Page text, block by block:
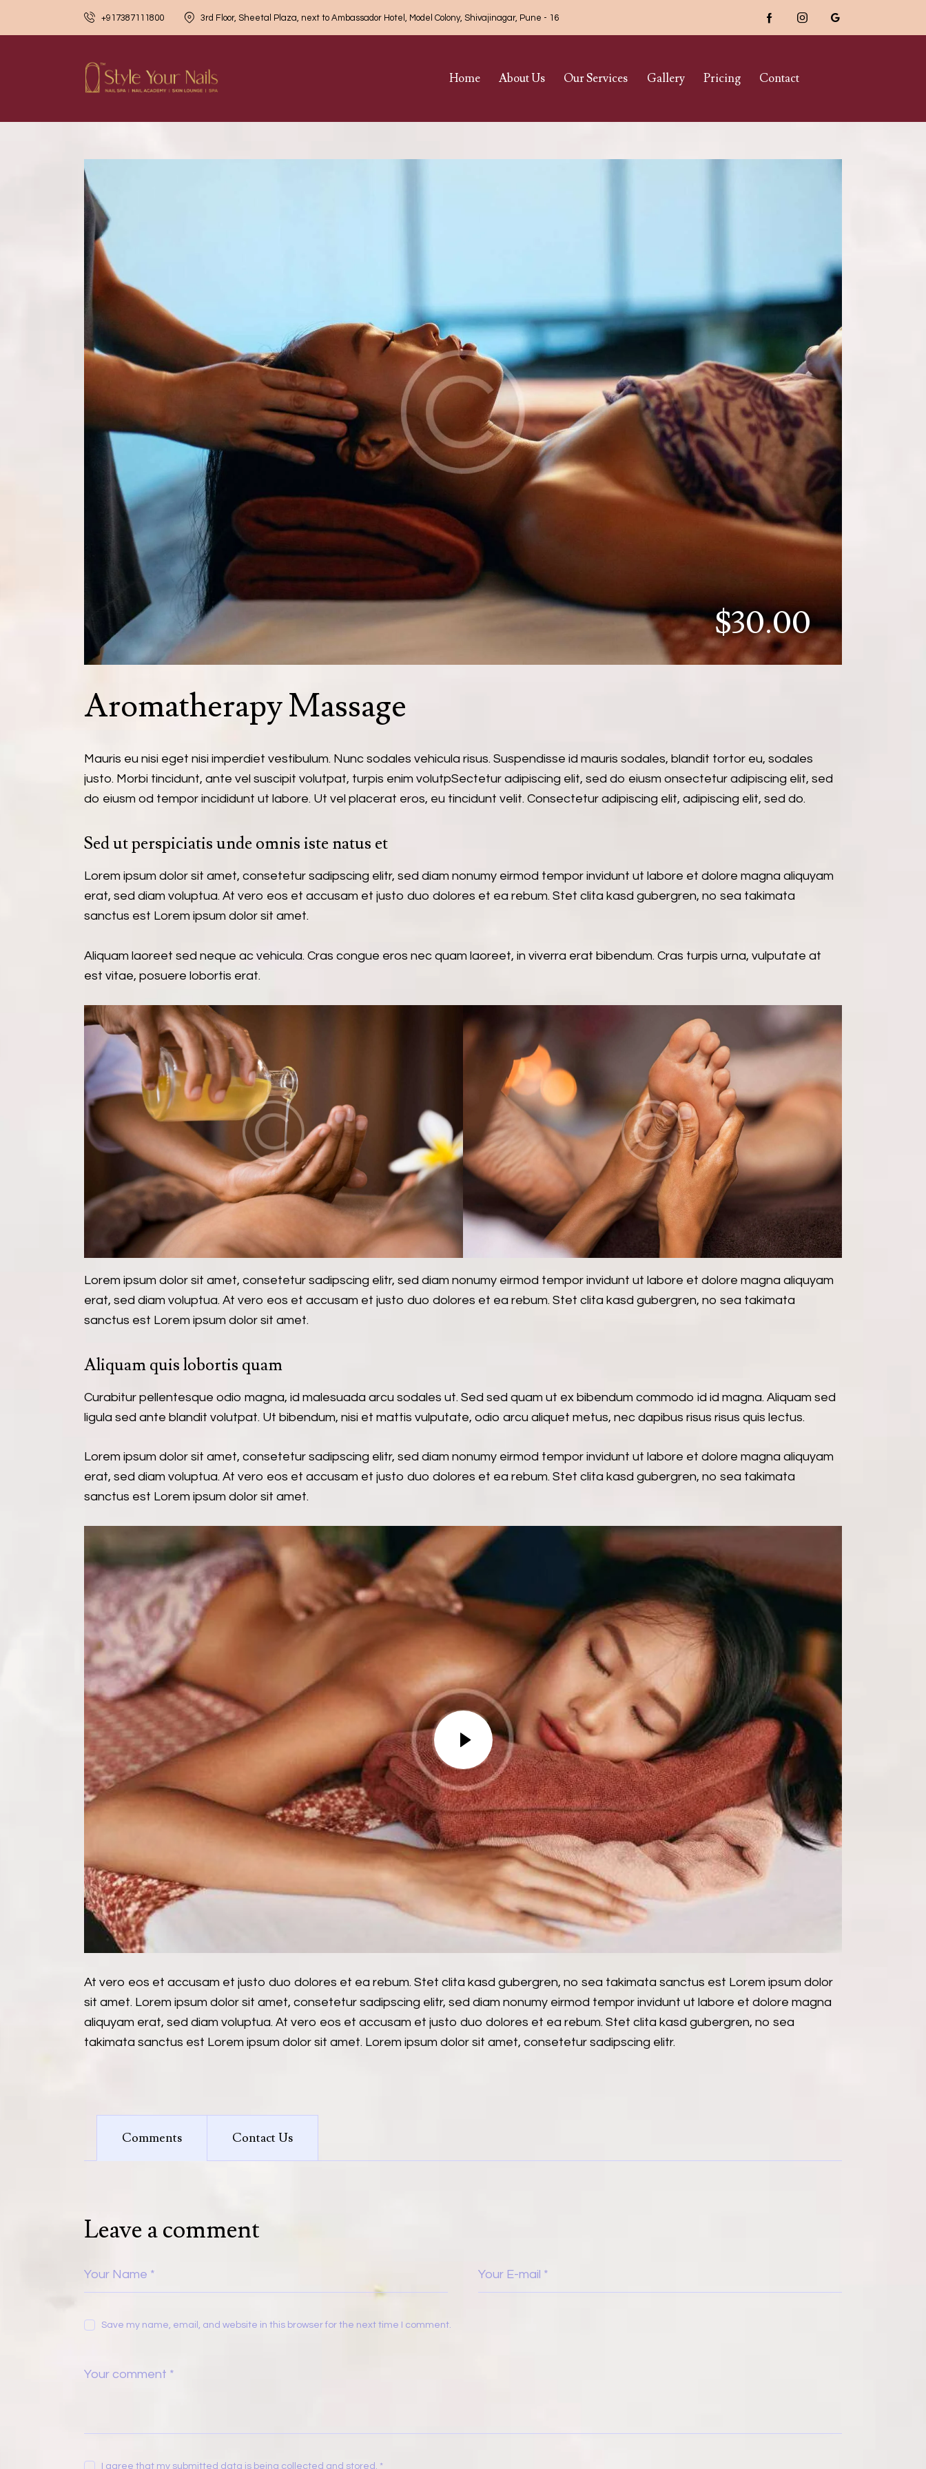
+917387111800 3rd Floor, Sheetal Plaza, next to Ambassador Hotel, Model Colony, Shivajinagar, Pune - 16
Home About Us Our Services Gallery Pricing Contact
$30.00
Aromatherapy Massage
Mauris eu nisi eget nisi imperdiet vestibulum. Nunc sodales vehicula risus. Suspendisse id mauris sodales, blandit tortor eu, sodales
justo. Morbi tincidunt, ante vel suscipit volutpat, turpis enim volutpSectetur adipiscing elit, sed do eiusm onsectetur adipiscing elit, sed
do eiusm od tempor incididunt ut labore. Ut vel placerat eros, eu tincidunt velit. Consectetur adipiscing elit, adipiscing elit, sed do.
Sed ut perspiciatis unde omnis iste natus et
Lorem ipsum dolor sit amet, consetetur sadipscing elitr, sed diam nonumy eirmod tempor invidunt ut labore et dolore magna aliquyam
erat, sed diam voluptua. At vero eos et accusam et justo duo dolores et ea rebum. Stet clita kasd gubergren, no sea takimata
sanctus est Lorem ipsum dolor sit amet.
Aliquam laoreet sed neque ac vehicula. Cras congue eros nec quam laoreet, in viverra erat bibendum. Cras turpis urna, vulputate at
est vitae, posuere lobortis erat.
Lorem ipsum dolor sit amet, consetetur sadipscing elitr, sed diam nonumy eirmod tempor invidunt ut labore et dolore magna aliquyam
erat, sed diam voluptua. At vero eos et accusam et justo duo dolores et ea rebum. Stet clita kasd gubergren, no sea takimata
sanctus est Lorem ipsum dolor sit amet.
Aliquam quis lobortis quam
Curabitur pellentesque odio magna, id malesuada arcu sodales ut. Sed sed quam ut ex bibendum commodo id id magna. Aliquam sed
ligula sed ante blandit volutpat. Ut bibendum, nisi et mattis vulputate, odio arcu aliquet metus, nec dapibus risus risus quis lectus.
Lorem ipsum dolor sit amet, consetetur sadipscing elitr, sed diam nonumy eirmod tempor invidunt ut labore et dolore magna aliquyam
erat, sed diam voluptua. At vero eos et accusam et justo duo dolores et ea rebum. Stet clita kasd gubergren, no sea takimata
sanctus est Lorem ipsum dolor sit amet.
At vero eos et accusam et justo duo dolores et ea rebum. Stet clita kasd gubergren, no sea takimata sanctus est Lorem ipsum dolor
sit amet. Lorem ipsum dolor sit amet, consetetur sadipscing elitr, sed diam nonumy eirmod tempor invidunt ut labore et dolore magna
aliquyam erat, sed diam voluptua. At vero eos et accusam et justo duo dolores et ea rebum. Stet clita kasd gubergren, no sea
takimata sanctus est Lorem ipsum dolor sit amet. Lorem ipsum dolor sit amet, consetetur sadipscing elitr.
Comments Contact Us
Leave a comment
Save my name, email, and website in this browser for the next time I comment.
I agree that my submitted data is being collected and stored . *